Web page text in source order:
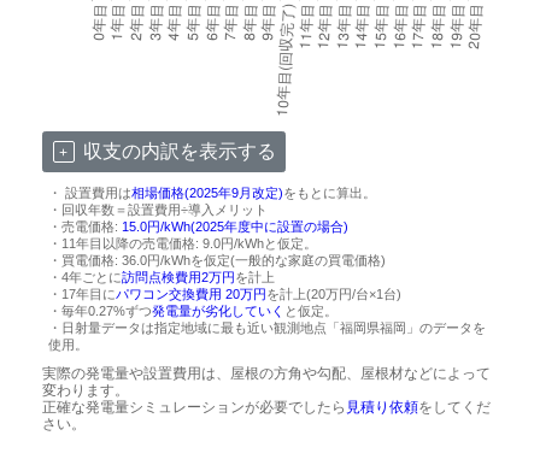
収支の内訳を表示する
・ 設置費用は相場価格(2025年9月改定)をもとに算出。
・回収年数＝設置費用÷導入メリット
・売電価格: 15.0円/kWh(2025年度中に設置の場合)
・11年目以降の売電価格: 9.0円/kWhと仮定。
・買電価格: 36.0円/kWhを仮定(一般的な家庭の買電価格)
・4年ごとに訪問点検費用2万円を計上
・17年目にパワコン交換費用 20万円を計上(20万円/台×1台)
・毎年0.27%ずつ発電量が劣化していく と仮定。
・日射量データは指定地域に最も近い観測地点「福岡県福岡」のデータを
使用。
実際の発電量や設置費用は、屋根の方角や勾配、屋根材などによって
変わります。
正確な発電量シミュレーションが必要でしたら 見積り依頼をしてくだ
さい。